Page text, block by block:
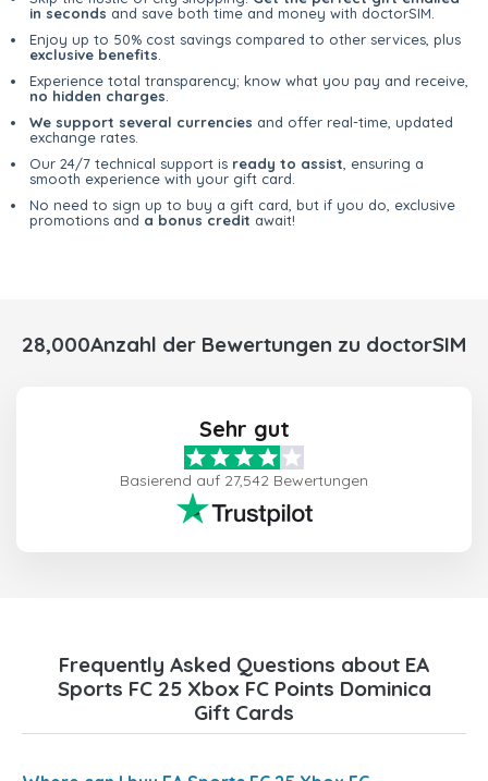
in seconds and save both time and money with doctorSIM.
Enjoy up to 50% cost savings compared to other services, plus
exclusive benefits
Experience total transparency; know what you pay and receive,
no hidden charges
We support several currencies and offer real-time, updated
exchange rates.
Our 24/7 technical support is ready to assist , ensuring a
smooth experience with your gift card.
No need to sign up to buy a gift card, but if you do, exclusive
promotions and a bonus credit await!
28,000Anzahl der Bewertungen zu doctorSIM
Sehr gut
Basierend auf 27,542 Bewertungen
Frequently Asked Questions about EA
Sports FC 25 Xbox FC Points Dominica
Gift Cards